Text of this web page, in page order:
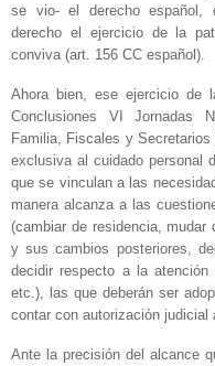
se vio- el derecho español,
derecho el ejercicio de la
conviva (art. 156 CC español).
Ahora bien, ese ejercicio de
Conclusiones VI Jornadas
Familia, Fiscales y
exclusiva al cuidado personal
que se vinculan a las
manera alcanza a las
(cambiar de residencia,
y sus cambios posteriores,
decidir respecto a la
etc.), las que deberán ser
contar con autorización judicial
Ante la precisión del alcance